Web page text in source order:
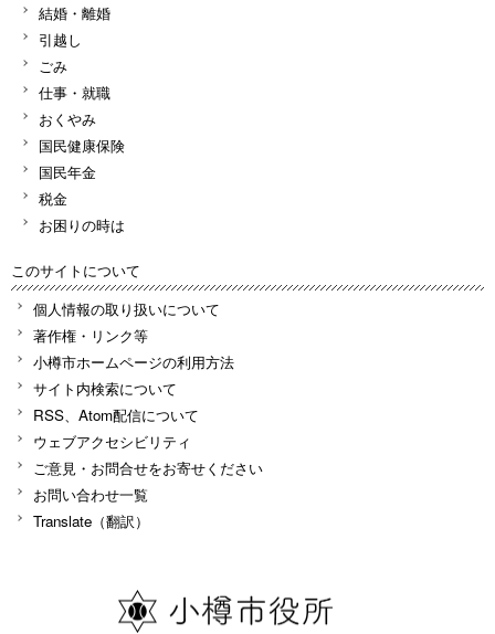
結婚・離婚
引越し
ごみ
仕事・就職
おくやみ
国民健康保険
国民年金
税金
お困りの時は
このサイトについて
個人情報の取り扱いについて
著作権・リンク等
小樽市ホームページの利用方法
サイト内検索について
RSS、Atom配信について
ウェブアクセシビリティ
ご意見・お問合せをお寄せください
お問い合わせ一覧
Translate（翻訳）